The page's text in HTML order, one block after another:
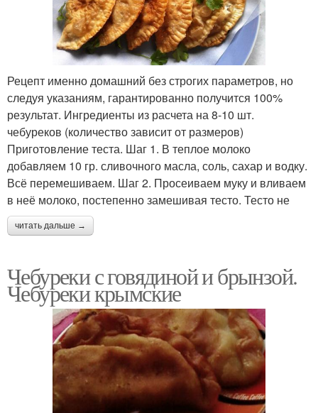
Рецепт именно домашний без строгих параметров, но
следуя указаниям, гарантированно получится 100%
результат. Ингредиенты из расчета на 8-10 шт.
чебуреков (количество зависит от размеров)
Приготовление теста. Шаг 1. В теплое молоко
добавляем 10 гр. сливочного масла, соль, сахар и водку.
Всё перемешиваем. Шаг 2. Просеиваем муку и вливаем
в неё молоко, постепенно замешивая тесто. Тесто не
читать дальше →
Чебуреки с говядиной и брынзой.
Чебуреки крымские